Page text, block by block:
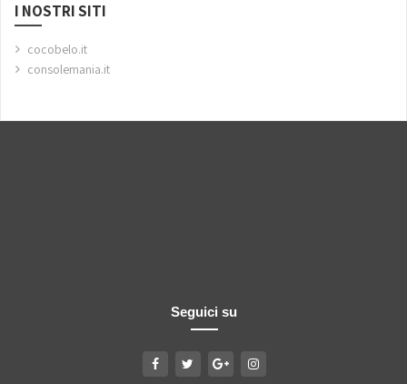
I NOSTRI SITI
cocobelo.it
consolemania.it
Seguici su